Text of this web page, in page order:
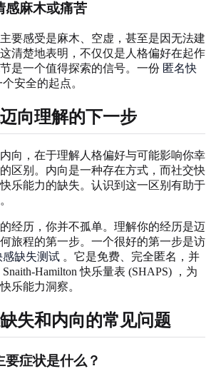
感麻木或痛苦
要感受是麻木、空虚，甚至是因无法建
清楚地表明，不仅仅是人格偏好在起作
是一个值得探索的信号。一份 匿名快
安全的起点。
向理解的下一步
向，在于理解人格偏好与可能影响你幸
区别。内向是一种存在方式，而社交快
乐能力的缺失。认识到这一区别有助于
经历，你并不孤单。理解你的经历是迈
旅程的第一步。一个很好的第一步是访
感缺失测试 。它是免费、完全匿名，并
Hamilton 快乐量表 (SHAPS) ，为
乐能力洞察。
失和内向的常见问题
症状是什么？